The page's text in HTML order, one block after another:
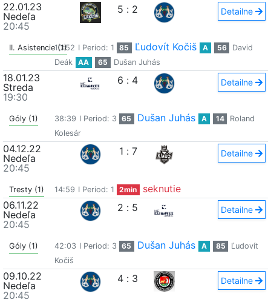
22.01.23
Nedeľa
20:45
5 : 2 Detailne
II. Asistencie (1)
10:52 I Period: 1 85 Ľudovít Kočiš A 56
David
Deák
AA 65 Dušan Juhás
18.01.23
Streda
19:30
6 : 4 Detailne
Góly (1) 38:39 I Period: 3 65 Dušan Juhás A 14
Roland
Kolesár
04.12.22
Nedeľa
20:45
1 : 7 Detailne
Tresty (1) 14:59 I Period: 1 2min
seknutie
06.11.22
Nedeľa
20:45
2 : 5 Detailne
Góly (1) 42:03 I Period: 3 65 Dušan Juhás A 85
Ľudovít
Kočiš
09.10.22
Nedeľa
20:45
4 : 3 Detailne